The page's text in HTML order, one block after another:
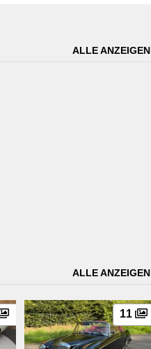
ALLE ANZEIGEN
ALLE ANZEIGEN
11